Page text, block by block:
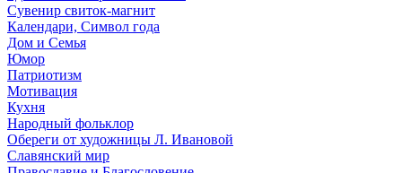
Сувенир свиток-магнит
Календари, Символ года
Дом и Семья
Юмор
Патриотизм
Мотивация
Кухня
Народный фольклор
Обереги от художницы Л. Ивановой
Славянский мир